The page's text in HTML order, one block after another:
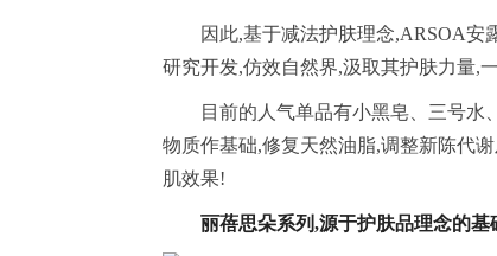
因此,基于减法护肤理念,ARSOA安
研究开发,仿效自然界,汲取其护肤力量,
目前的人气单品有小黑皂、三号
物质作基础,修复天然油脂,调整新陈代
肌效果!
丽蓓思朵系列,源于护肤品理念的基